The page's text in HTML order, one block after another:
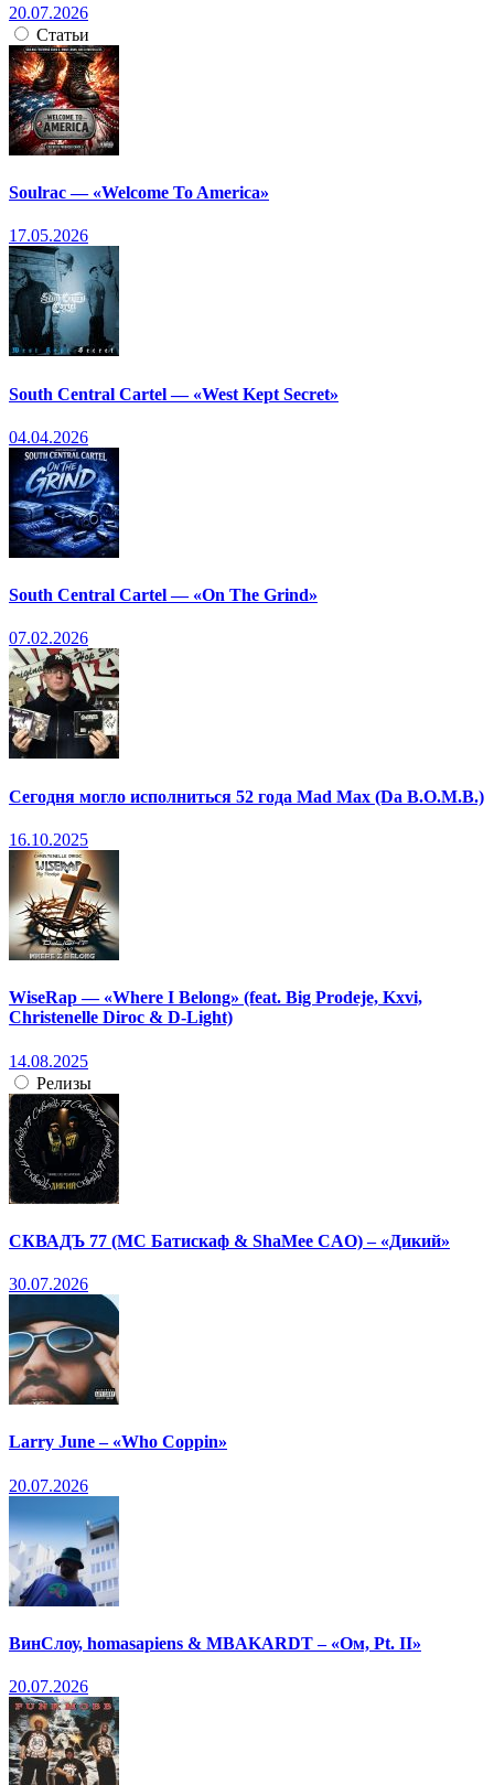
20.07.2026
Статьи
Soulrac — «Welcome To America»
17.05.2026
South Central Cartel — «West Kept Secret»
04.04.2026
South Central Cartel — «On The Grind»
07.02.2026
Сегодня могло исполниться 52 года Mad Max (Da B.O.M.B.)
16.10.2025
WiseRap — «Where I Belong» (feat. Big Prodeje, Kxvi,
Christenelle Diroc & D-Light)
14.08.2025
Релизы
СКВАДЪ 77 (МС Батискаф & ShaMee CAO) – «Дикий»
30.07.2026
Larry June – «Who Coppin»
20.07.2026
ВинСлоу, homasapiens & MBAKARDT – «Ом, Pt. II»
20.07.2026